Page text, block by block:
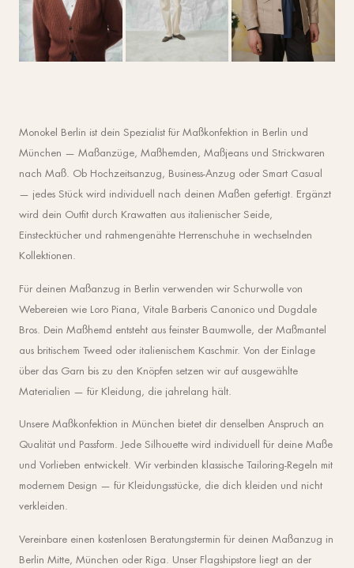
Monokel Berlin ist dein Spezialist für Maßkonfektion in Berlin und
München — Maßanzüge, Maßhemden, Maßjeans und Strickwaren
nach Maß. Ob Hochzeitsanzug, Business-Anzug oder Smart Casual
— jedes Stück wird individuell nach deinen Maßen gefertigt. Ergänzt
wird dein Outfit durch Krawatten aus italienischer Seide,
Einstecktücher und rahmengenähte Herrenschuhe in wechselnden
Kollektionen.
Für deinen Maßanzug in Berlin verwenden wir Schurwolle von
Webereien wie Loro Piana, Vitale Barberis Canonico und Dugdale
Bros. Dein Maßhemd entsteht aus feinster Baumwolle, der Maßmantel
aus britischem Tweed oder italienischem Kaschmir. Von der Einlage
über das Garn bis zu den Knöpfen setzen wir auf ausgewählte
Materialien — für Kleidung, die jahrelang hält.
Unsere Maßkonfektion in München bietet dir denselben Anspruch an
Qualität und Passform. Jede Silhouette wird individuell für deine Maße
und Vorlieben entwickelt. Wir verbinden klassische Tailoring-Regeln mit
modernem Design — für Kleidungsstücke, die dich kleiden und nicht
verkleiden.
Vereinbare einen kostenlosen Beratungstermin für deinen Maßanzug in
Berlin Mitte, München oder Riga. Unser Flagshipstore liegt an der